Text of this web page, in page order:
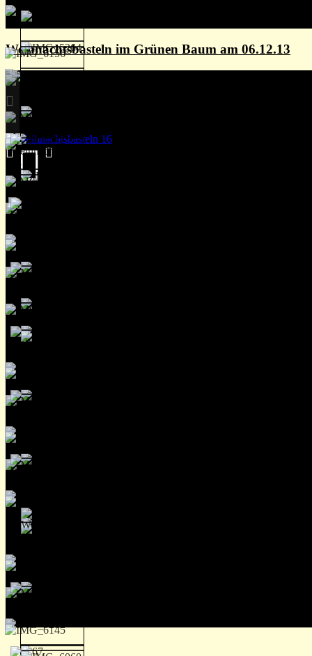
Weihnachtsbasteln im Grünen Baum am 06.12.13